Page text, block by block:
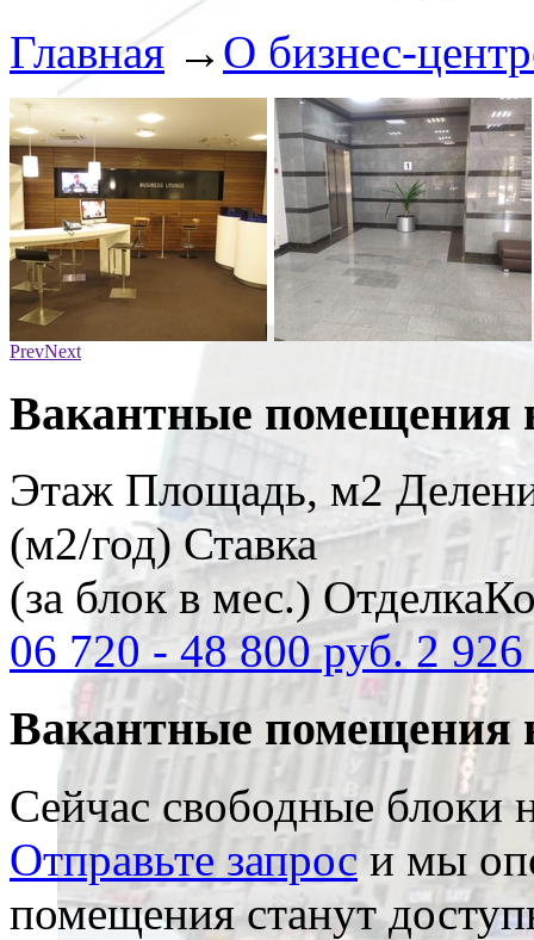
Главная → О бизнес-
PrevNext
Вакантные помещения
Этаж Площадь, м2
(м2/год) Ставка
(за блок в мес.) Отделка
06 720 - 48 800 руб. 2
Вакантные помещения
Сейчас свободные блоки
Отправьте запроси мы
помещения станут